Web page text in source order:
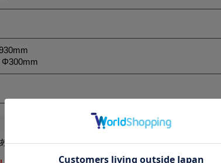
Φ300mm
りますので、参考寸法にしてください。